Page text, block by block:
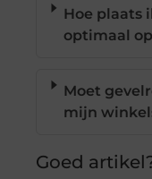
Hoe plaats
optimaal
Moet
mijn
Goed